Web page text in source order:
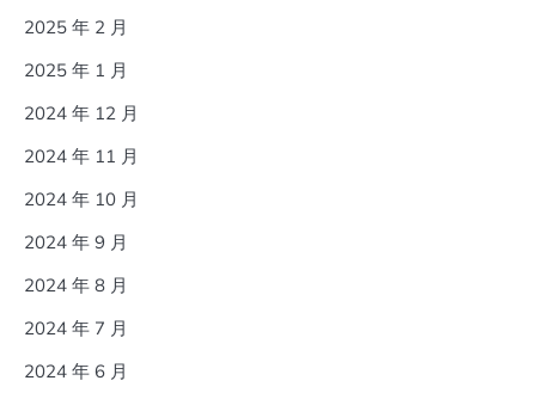
2025 年 2 月
2025 年 1 月
2024 年 12 月
2024 年 11 月
2024 年 10 月
2024 年 9 月
2024 年 8 月
2024 年 7 月
2024 年 6 月